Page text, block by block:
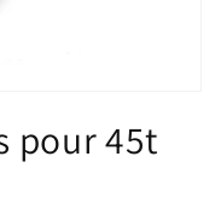
pour 45t